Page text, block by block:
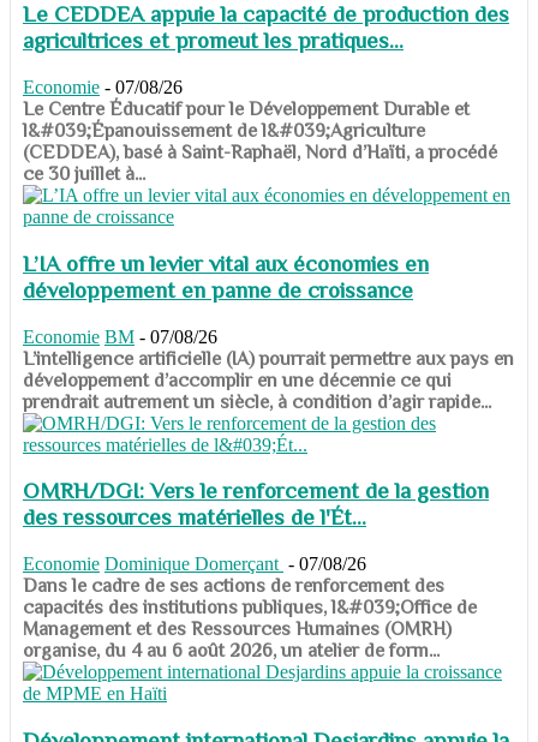
Le CEDDEA appuie la capacité de production des
agricultrices et promeut les pratiques...
Economie - 07/08/26
​​​​​​​Le Centre Éducatif pour le Développement Durable et
l&#039;Épanouissement de l&#039;Agriculture
(CEDDEA), basé à Saint-Raphaël, Nord d’Haïti, a procédé
ce 30 juillet à...
L’IA offre un levier vital aux économies en
développement en panne de croissance
Economie BM - 07/08/26
​​​​​​​L’intelligence artificielle (IA) pourrait permettre aux pays en
développement d’accomplir en une décennie ce qui
prendrait autrement un siècle, à condition d’agir rapide...
OMRH/DGI: Vers le renforcement de la gestion
des ressources matérielles de l'Ét...
Economie Dominique Domerçant - 07/08/26
Dans le cadre de ses actions de renforcement des
capacités des institutions publiques, l&#039;Office de
Management et des Ressources Humaines (OMRH)
organise, du 4 au 6 août 2026, un atelier de form...